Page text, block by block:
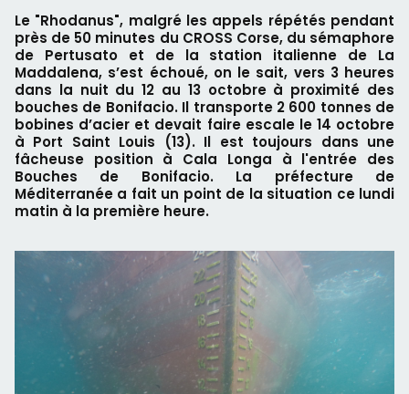
Le "Rhodanus", malgré les appels répétés pendant
près de 50 minutes du CROSS Corse, du sémaphore
de Pertusato et de la station italienne de La
Maddalena, s’est échoué, on le sait, vers 3 heures
dans la nuit du 12 au 13 octobre à proximité des
bouches de Bonifacio. Il transporte 2 600 tonnes de
bobines d’acier et devait faire escale le 14 octobre
à Port Saint Louis (13). Il est toujours dans une
fâcheuse position à Cala Longa à l'entrée des
Bouches de Bonifacio. La préfecture de
Méditerranée a fait un point de la situation ce lundi
matin à la première heure.